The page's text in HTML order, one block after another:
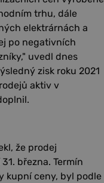
trhu, dále
elektrárnách a
po negativních
uvedl dnes
zisk roku 2021
aktiv v
že prodej
března. Termín
kupní ceny, byl podle